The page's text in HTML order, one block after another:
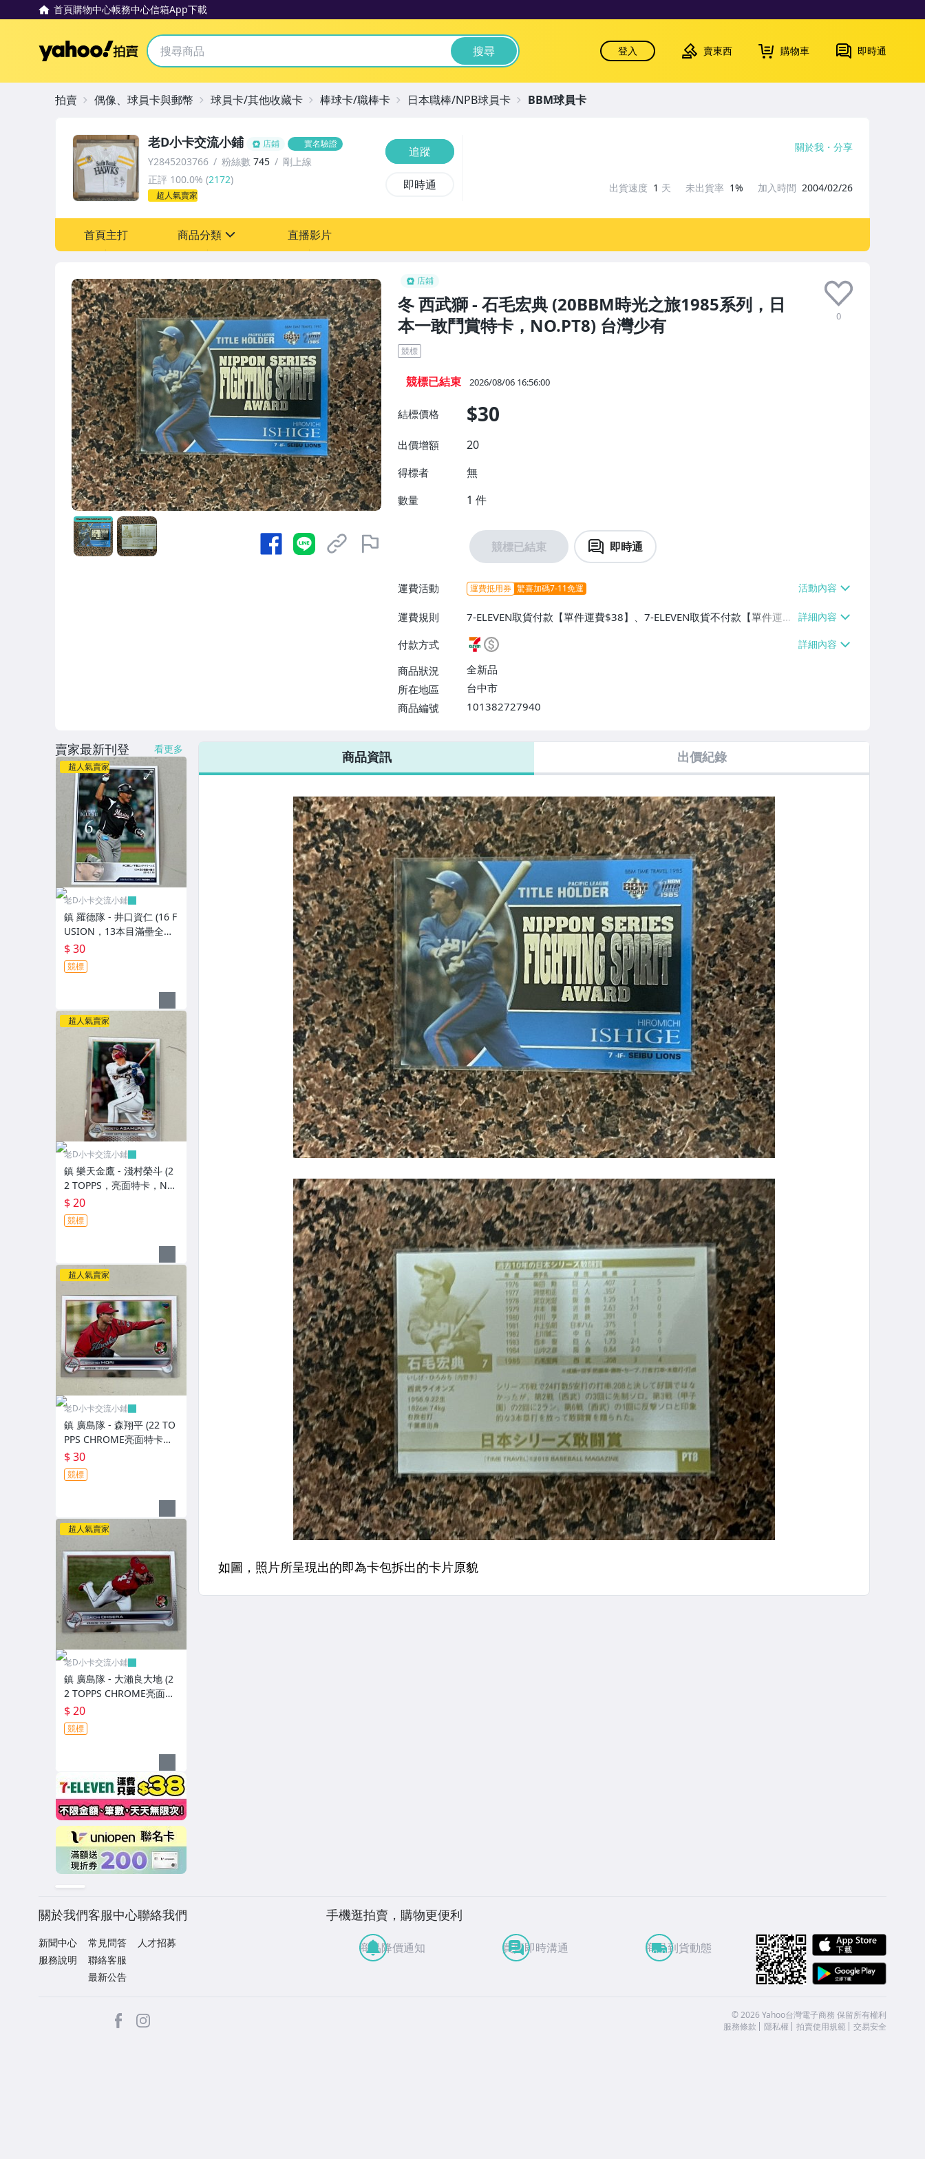
首頁購物中心帳務中心信箱App下載
Yahoo拍賣 搜尋 登入 賣東西 購物車 即時通
店鋪
冬 西武獅 - 石毛宏典 (20BBM時光之旅1985系列，日
本一敢鬥賞特卡，NO.PT8) 台灣少有
0
競標
競標已結束 2026/08/06 16:56:00
結標價格 $30
出價增額 20
得標者 無
數量 1 件
競標已結束 即時通
運費活動 運費抵用券 驚喜加碼7-11免運
運費規則
7-ELEVEN取貨付款【單件運費$38】、7-ELEVEN取貨不付款【單件運費
$38】、宅配/貨運【單件運費$60、消費滿$1000免運費】、郵局掛號
【單件運費$31、滿10件或消費滿$700免運費】、低溫配送【單件運費
$60】
付款方式
商品狀況
全新品
所在地區
台中市
商品編號
101382727940
7-ELEVEN 運費只要38元
老D小卡交流小鋪 店鋪 實名驗證
Y2845203766 粉絲數 745
剛上線
正評 100.0% (2172)
超人氣賣家
追蹤
即時通
關於我 分享
出貨速度 1 天 未出貨率 1% 加入時間 2004/02/26
首頁主打 商品分類 直播影片
拍賣 偶像、球員卡與郵幣 球員卡/其他收藏卡 棒球卡/職棒卡 日本職棒/NPB球員卡 BBM球員卡
商品資訊 出價紀錄
賣家最新刊登 看更多
超人氣賣家
老D小卡交流小鋪
鎮 羅德隊 - 井口資仁 (16 F
USION，13本目滿壘全壘
打，NO.064) BBM活動
卡，有鋼印
$ 30
競標
超人氣賣家
老D小卡交流小鋪
鎮 樂天金鷹 - 淺村榮斗 (2
2 TOPPS，亮面特卡，NO.
115)
$ 20
競標
超人氣賣家
老D小卡交流小鋪
鎮 廣島隊 - 森翔平 (22 TO
PPS CHROME亮面特卡，
NO.175) RC新人卡
$ 30
競標
超人氣賣家
老D小卡交流小鋪
鎮 廣島隊 - 大瀨良大地 (2
2 TOPPS CHROME亮面特
卡，NO.176)
$ 20
競標
關於我們
新聞中心
服務說明
客服中心
常見問答
聯絡客服
最新公告
聯絡我們
人才招募
手機逛拍賣，購物更便利
商品降價通知 買賣即時溝通 商品到貨動態
facebook ©2026 Yahoo台灣電子商務 保留所有權利
服務條款
隱私權 拍賣使用規範 交易安全